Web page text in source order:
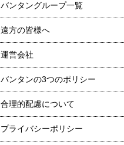
バンタングループ一覧
遠方の皆様へ
運営会社
バンタンの3つのポリシー
合理的配慮について
プライバシーポリシー